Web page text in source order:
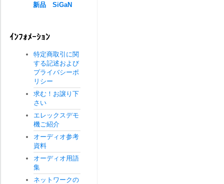
新品 SiGaN
ｲﾝﾌｫﾒｰｼｮﾝ
特定商取引に関
する記述および
プライバシーポ
リシー
求む！お譲り下
さい
エレックスデモ
機ご紹介
オーディオ参考
資料
オーディオ用語
集
ネットワークの